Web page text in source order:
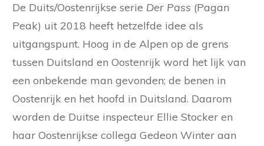
De Duits/Oostenrijkse serie Der Pass (Pagan
Peak) uit 2018 heeft hetzelfde idee als
uitgangspunt. Hoog in de Alpen op de grens
tussen Duitsland en Oostenrijk word het lijk van
een onbekende man gevonden; de benen in
Oostenrijk en het hoofd in Duitsland. Daarom
worden de Duitse inspecteur Ellie Stocker en
haar Oostenrijkse collega Gedeon Winter aan